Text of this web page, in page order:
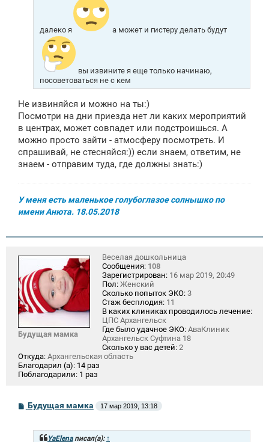
далеко я а может и гистеру делать будут
вы извините я еще только начинаю,
посоветоваться не с кем
Не извиняйся и можно на ты:)
Посмотри на дни приезда нет ли каких мероприятий
в центрах, может совпадет или подстроишься. А
можно просто зайти - атмосферу посмотреть. И
спрашивай, не стесняйся:)) если знаем, ответим, не
знаем - отправим туда, где должны знать:)
У меня есть маленькое голубоглазое солнышко по
имени Анюта. 18.05.2018
Будущая мамка
Веселая дошкольница
Сообщения: 108
Зарегистрирован: 16 мар 2019, 20:49
Пол: Женский
Сколько попыток ЭКО: 3
Стаж бесплодия: 11
В каких клиниках проводилось лечение:
ЦПС Архангельск
Где было удачное ЭКО: АваКлиник
Архангельск Суфтина 18
Сколько у вас детей: 2
Откуда: Архангельская область
Благодарил (а): 14 раз
Поблагодарили: 1 раз
С
о
Будущая мамка 17 мар 2019, 13:18
YaElenaписал(а): ↑